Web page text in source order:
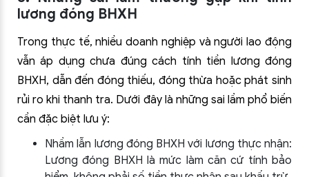
lương đóng BHXH
Trong thực tế, nhiều doanh nghiệp và người lao động
vẫn áp dụng chưa đúng cách tính tiền lương đóng
BHXH, dẫn đến đóng thiếu, đóng thừa hoặc phát sinh
rủi ro khi thanh tra. Dưới đây là những sai lầm phổ biến
cần đặc biệt lưu ý:
Nhầm lẫn lương đóng BHXH với lương thực nhận:
Lương đóng BHXH là mức làm căn cứ tính bảo